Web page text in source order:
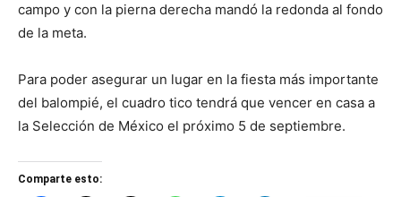
campo y con la pierna derecha mandó la redonda al fondo
de la meta.
Para poder asegurar un lugar en la fiesta más importante
del balompié, el cuadro tico tendrá que vencer en casa a
la Selección de México el próximo 5 de septiembre.
Comparte esto: